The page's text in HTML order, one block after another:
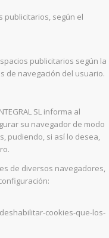
publicitarios, según el
publicitarios según la
de navegación del usuario.
SL informa al
su navegador de modo
pudiendo, si así lo desea,
de diversos navegadores,
cookies-que-los-